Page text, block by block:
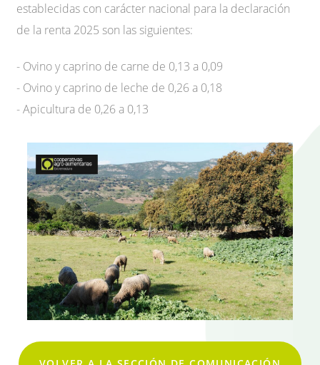
establecidas con carácter nacional para la declaración
de la renta 2025 son las siguientes:
- Ovino y caprino de carne de 0,13 a 0,09
- Ovino y caprino de leche de 0,26 a 0,18
- Apicultura de 0,26 a 0,13